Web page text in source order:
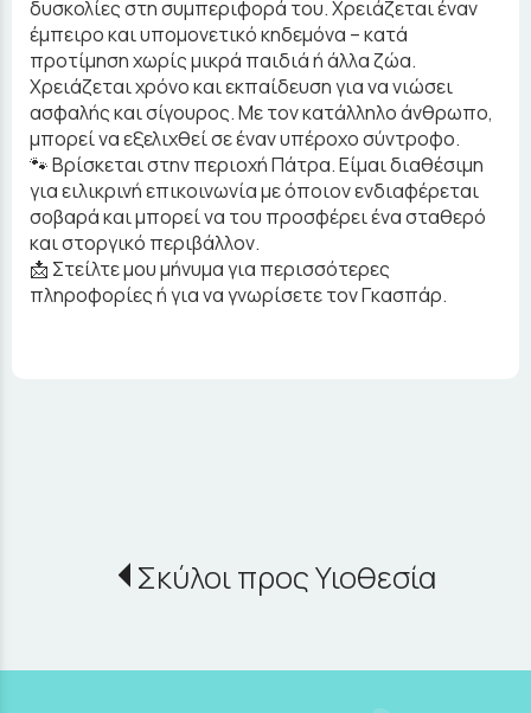
δυσκολίες στη συμπεριφορά του. Χρειάζεται έναν
έμπειρο και υπομονετικό κηδεμόνα – κατά
προτίμηση χωρίς μικρά παιδιά ή άλλα ζώα.
Χρειάζεται χρόνο και εκπαίδευση για να νιώσει
ασφαλής και σίγουρος. Με τον κατάλληλο άνθρωπο,
μπορεί να εξελιχθεί σε έναν υπέροχο σύντροφο.
🐾 Βρίσκεται στην περιοχή Πάτρα. Είμαι διαθέσιμη
για ειλικρινή επικοινωνία με όποιον ενδιαφέρεται
σοβαρά και μπορεί να του προσφέρει ένα σταθερό
και στοργικό περιβάλλον.
📩 Στείλτε μου μήνυμα για περισσότερες
πληροφορίες ή για να γνωρίσετε τον Γκασπάρ.
Σκύλοι προς Υιοθεσία